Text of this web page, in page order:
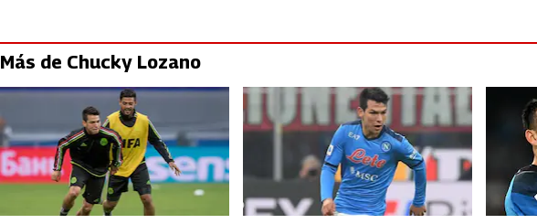
Más de Chucky Lozano